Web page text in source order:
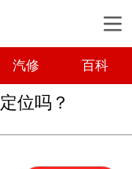
汽修 百科
位吗？